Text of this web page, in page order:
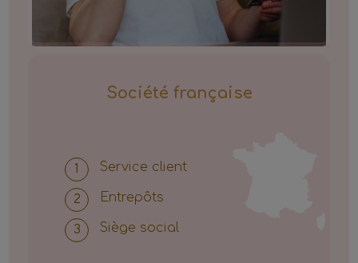
Société française
Service client
Entrepôts
Siège social